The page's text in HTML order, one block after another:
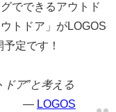
でできるアウトド
トドア」がLOGOS
定です！
ア”と考える
LOGOS